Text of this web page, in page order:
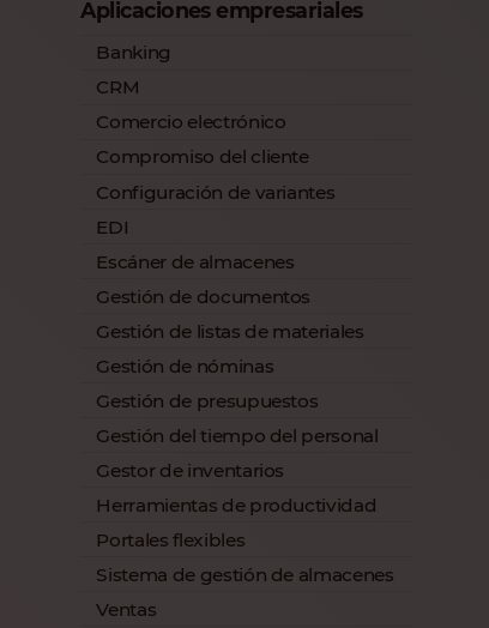
Aplicaciones empresariales
Banking
CRM
Comercio electrónico
Compromiso del cliente
Configuración de variantes
EDI
Escáner de almacenes
Gestión de documentos
Gestión de listas de materiales
Gestión de nóminas
Gestión de presupuestos
Gestión del tiempo del personal
Gestor de inventarios
Herramientas de productividad
Portales flexibles
Sistema de gestión de almacenes
Ventas